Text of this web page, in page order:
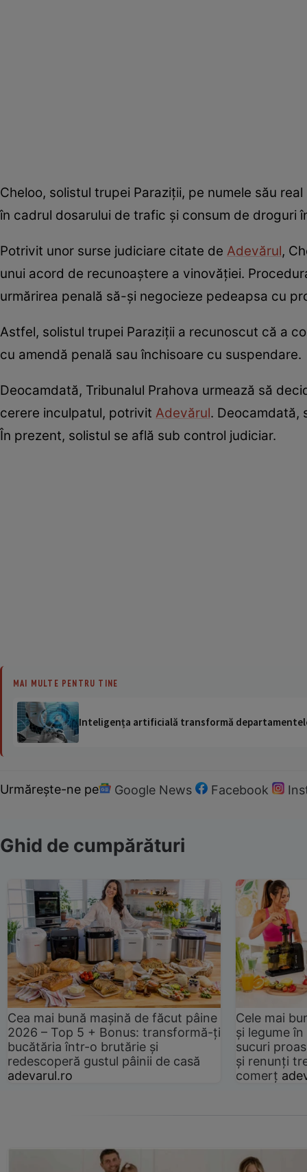
Cheloo, solistul trupei Paraziții, pe numele său
în cadrul dosarului de trafic și consum de droguri
Potrivit unor surse judiciare citate de Adevărul,
unui acord de recunoaștere a vinovăției.
urmărirea penală să-și negocieze pedeapsa cu
Astfel, solistul trupei Paraziții a recunoscut că a
cu amendă penală sau închisoare cu suspendare.
Deocamdată, Tribunalul Prahova urmează să
cerere inculpatul, potrivit Adevărul. Deocamdată,
În prezent, solistul se află sub control judiciar.
MAI MULTE PENTRU TINE
Inteligența artificială transformă
Urmărește-ne pe Google News Facebook
Ghid de cumpărături
Cea mai bună mașină de făcut pâine
2026 – Top 5 + Bonus: transformă-ți
bucătăria într-o brutărie și
redescoperă gustul pâinii de casă
adevarul.ro
Cele mai
și legume
sucuri
și renunți
comerț